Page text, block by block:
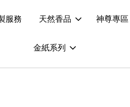
服務 天然香品 神尊專區
金紙系列